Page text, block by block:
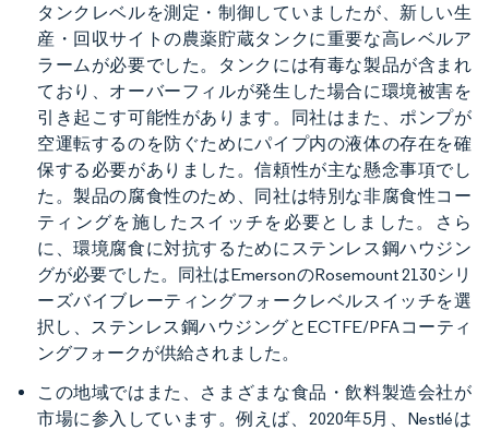
タンクレベルを測定・制御していましたが、新しい生
産・回収サイトの農薬貯蔵タンクに重要な高レベルア
ラームが必要でした。タンクには有毒な製品が含まれ
ており、オーバーフィルが発生した場合に環境被害を
引き起こす可能性があります。同社はまた、ポンプが
空運転するのを防ぐためにパイプ内の液体の存在を確
保する必要がありました。信頼性が主な懸念事項でし
た。製品の腐食性のため、同社は特別な非腐食性コー
ティングを施したスイッチを必要としました。さら
に、環境腐食に対抗するためにステンレス鋼ハウジン
グが必要でした。同社はEmersonのRosemount 2130シリ
ーズバイブレーティングフォークレベルスイッチを選
択し、ステンレス鋼ハウジングとECTFE/PFAコーティ
ングフォークが供給されました。
この地域ではまた、さまざまな食品・飲料製造会社が
市場に参入しています。例えば、2020年5月、Nestléは